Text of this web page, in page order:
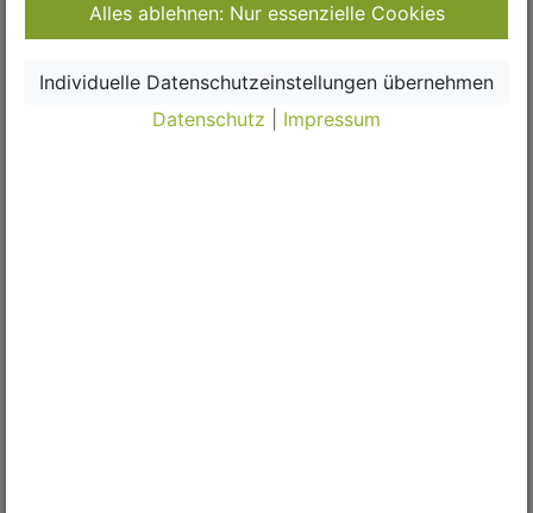
Support-Anfrage:
Alles ablehnen: Nur essenzielle Cookies
Individuelle Datenschutzeinstellungen übernehmen
Datenschutz
Impressum